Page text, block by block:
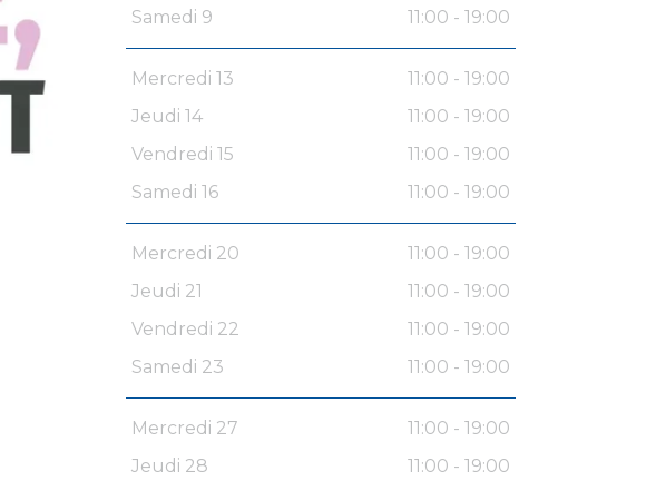
Samedi 9
11:00 - 19:00
Mercredi 13
11:00 - 19:00
Jeudi 14
11:00 - 19:00
Vendredi 15
11:00 - 19:00
Samedi 16
11:00 - 19:00
Mercredi 20
11:00 - 19:00
Jeudi 21
11:00 - 19:00
Vendredi 22
11:00 - 19:00
Samedi 23
11:00 - 19:00
Mercredi 27
11:00 - 19:00
Jeudi 28
11:00 - 19:00